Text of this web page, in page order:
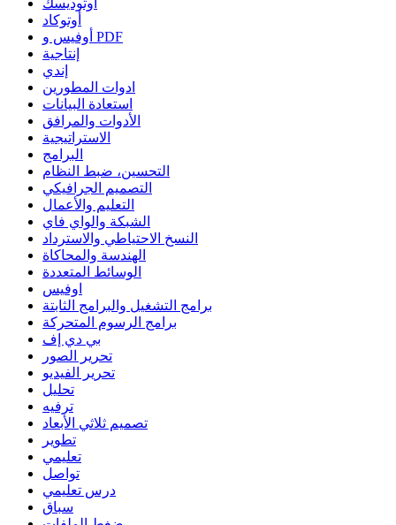
أوتوكاد
أوفيس و PDF
إنتاجية
إندي
ادوات المطورين
استعادة البيانات
الأدوات والمرافق
الاستراتيجية
البرامج
التحسين، ضبط النظام
التصميم الجرافيكي
التعليم والأعمال
الشبكة والواي فاي
النسخ الاحتياطي والاسترداد
الهندسة والمحاكاة
الوسائط المتعددة
اوفيس
برامج التشغيل والبرامج الثابتة
برامج الرسوم المتحركة
بي دي إف
تحرير الصور
تحرير الفيديو
تحليل
ترفيه
تصميم ثلاثي الأبعاد
تطوير
تعليمي
تواصل
درس تعليمي
سباق